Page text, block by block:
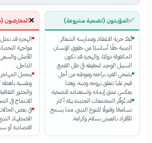
✅المؤيدون (تضحية مشروعة)
تُعدّ حرية الاعتقاد وممارسة الشعائر
الدينية حقًا أساسيًا من حقوق الإنسان
المكفولة دوليًا، والهجرة قد تكون
السبيل الوحيد لتحقيقه في ظل القمع.
يضحي الفرد براحته وموطنه من أجل
قيم عليا تتعلق بروحه ودينه، وهذا
يعكس عمق إيمانه واستعداده للتضحية.
قد تُوفّر المجتمعات الجديدة بيئة أكثر
تسامحًا وقبولًا للتنوع الديني، مما يسمح
للأفراد بالعيش بسلام وكرامة.
❌المعارضون
الهجرة قد
مواجهة
الأصلي
الداخل.
يتحمل
ونفسية باهظة
والجذور
الاندماج في
في بعض
الاضطهاد
اقتصادية أو